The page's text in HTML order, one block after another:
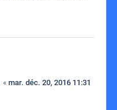
« mar. déc. 20, 2016 11:31